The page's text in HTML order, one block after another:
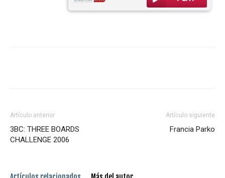
Artículo anterior
3BC: THREE BOARDS
CHALLENGE 2006
Artículo siguiente
Francia Parko